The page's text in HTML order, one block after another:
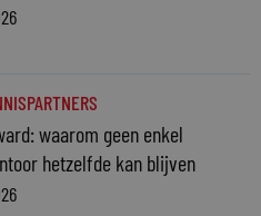
waarom geen enkel
hetzelfde kan blijven